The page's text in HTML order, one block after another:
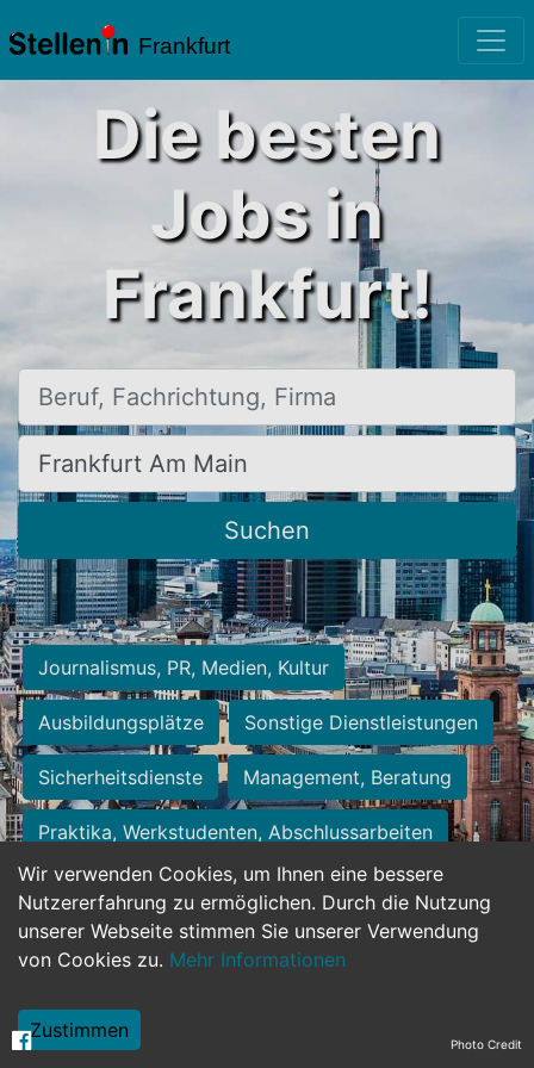
Frankfurt
Wir verwenden Cookies, um Ihnen eine bessere
Nutzererfahrung zu ermöglichen. Durch die Nutzung
unserer Webseite stimmen Sie unserer Verwendung
von Cookies zu. Mehr Informationen
Zustimmen
Die besten
Jobs in
Frankfurt!
Beruf, Fachrichtung, Firma
Ort, Stadt
Suchen
Journalismus, PR, Medien, Kultur
Ausbildungsplätze Sonstige Dienstleistungen
Sicherheitsdienste Management, Beratung
Praktika, Werkstudenten, Abschlussarbeiten
Personalwesen Assistenz, Sekretariat
Hilfskräfte, Aushilfs- und Nebenjobs
Weiterbildung, Studium, duale Ausbildung Photo Credit